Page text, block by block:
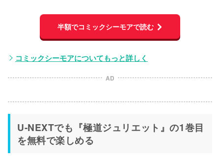
半額でコミックシーモアで読む
コミックシーモアについてもっと詳しく
AD
U-NEXTでも『極道ジュリエット』の1巻目
を無料で楽しめる